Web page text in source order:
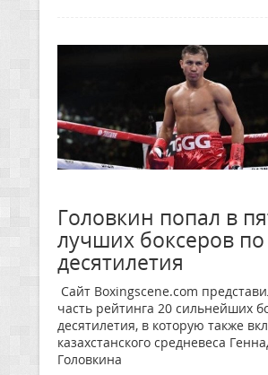
Головкин попал в
лучших боксеров
десятилетия
Сайт Boxingscene.com
часть рейтинга 20 сильнейших
десятилетия, в которую также
казахстанского средневеса
Головкина